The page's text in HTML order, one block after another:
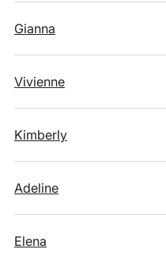
Gianna
Vivienne
Kimberly
Adeline
Elena